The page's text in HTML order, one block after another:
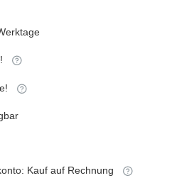
Kauf auf Rechnung